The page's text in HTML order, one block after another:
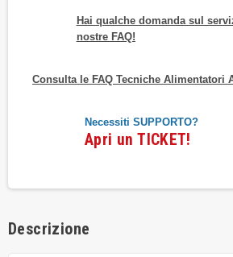
Hai qualche domanda sul
nostre FAQ!
Consulta le FAQ Tecniche Alimentatori
Necessiti SUPPORTO?
Apri un TICKET!
Descrizione